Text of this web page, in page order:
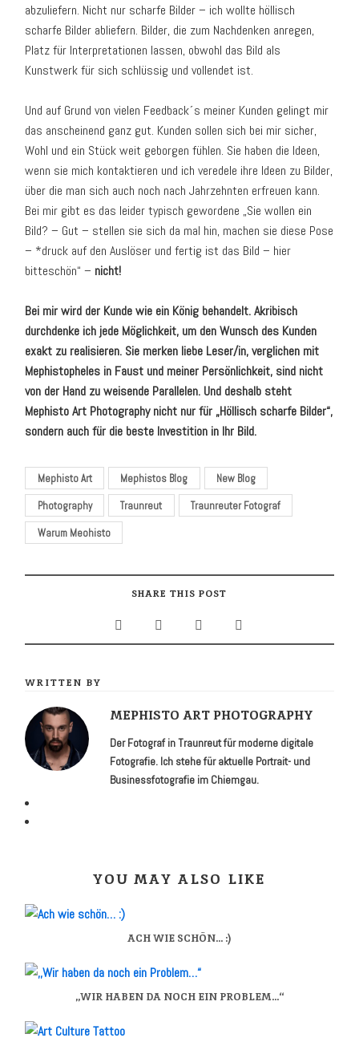
abzuliefern. Nicht nur scharfe Bilder – ich wollte höllisch
scharfe Bilder abliefern. Bilder, die zum Nachdenken anregen,
Platz für Interpretationen lassen, obwohl das Bild als
Kunstwerk für sich schlüssig und vollendet ist.
Und auf Grund von vielen Feedback´s meiner Kunden gelingt mir
das anscheinend ganz gut. Kunden sollen sich bei mir sicher,
Wohl und ein Stück weit geborgen fühlen. Sie haben die Ideen,
wenn sie mich kontaktieren und ich veredele ihre Ideen zu Bilder,
über die man sich auch noch nach Jahrzehnten erfreuen kann.
Bei mir gibt es das leider typisch gewordene „Sie wollen ein
Bild? – Gut – stellen sie sich da mal hin, machen sie diese Pose
– *druck auf den Auslöser und fertig ist das Bild – hier
bitteschön“ – nicht!
Bei mir wird der Kunde wie ein König behandelt. Akribisch
durchdenke ich jede Möglichkeit, um den Wunsch des Kunden
exakt zu realisieren. Sie merken liebe Leser/in, verglichen mit
Mephistopheles in Faust und meiner Persönlichkeit, sind nicht
von der Hand zu weisende Parallelen. Und deshalb steht
Mephisto Art Photography nicht nur für „Höllisch scharfe Bilder“,
sondern auch für die beste Investition in Ihr Bild.
Mephisto Art Mephistos Blog
New Blog
Photography
Traunreut
Traunreuter Fotograf
Warum Meohisto
SHARE THIS POST
WRITTEN BY
MEPHISTO ART PHOTOGRAPHY
Der Fotograf in Traunreut für moder­ne digitale
Foto­grafie. Ich stehe für aktuelle Portrait- und
Business­fotografie im Chiemgau.
YOU MAY ALSO LIKE
ACH WIE SCHÖN… :)
,,WIR HABEN DA NOCH EIN PROBLEM…“